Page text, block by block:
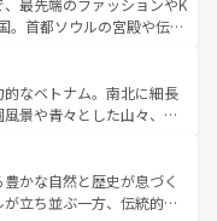
を存分に味わいつくそ
奥深い台湾の食文化も魅
、バラエティ豊かな料理
湾情報は コンテンツ一覧を参
最先端のファッションやK
。首都ソウルの宮殿や伝統
の自然美を楽しむことが
絶品のストリートフード
ている。夜には、韓国な
彩な魅力を心ゆくまで味
なお、新着の韓国情報はコンテンツ一
なベトナム。南北に細長
景や青々とした山々、世
ハノイの古い町並みやホ
建物も、独特の雰囲気を
ィの豊かさとおいしさで
かな自然と歴史が息づく
立ち並ぶ一方、伝統的な